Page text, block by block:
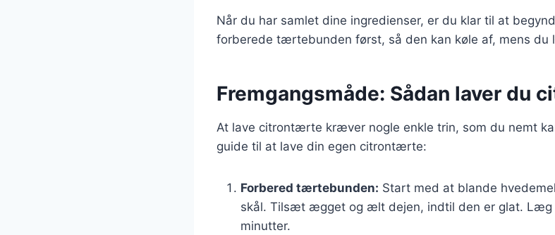
Når du har samlet dine ingredienser, er du klar til at
forberede tærtebunden først, så den kan køle af, mens du
Fremgangsmåde: Sådan laver du
At lave citrontærte kræver nogle enkle trin, som du nemt
guide til at lave din egen citrontærte:
Forbered tærtebunden: Start med at blande
skål. Tilsæt ægget og ælt dejen, indtil den er glat. Læg
minutter.